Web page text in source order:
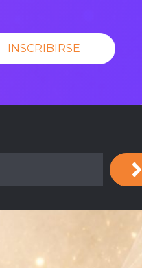
INSCRIBIRSE